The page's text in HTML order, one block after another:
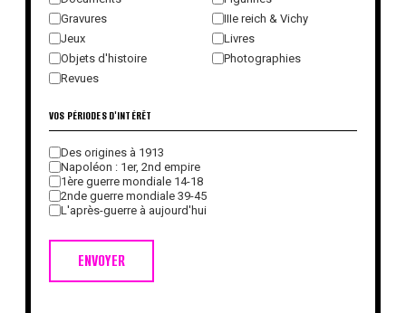
Gravures
IIIe reich & Vichy
Jeux
Livres
Objets d'histoire
Photographies
Revues
ENVOYER
VOS PÉRIODES D'INTÉRÊT
Des origines à 1913
Napoléon : 1er, 2nd empire
1ère guerre mondiale 14-18
2nde guerre mondiale 39-45
L'après-guerre à aujourd'hui